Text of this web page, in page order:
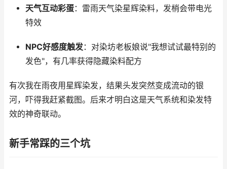
天气互动彩蛋：雷雨天气染星辉染料，发梢会带电光
特效
NPC好感度触发：对染坊老板娘说"我想试试最特别的
发色"，有几率获得隐藏染料配方
有次我在雨夜用星辉染发，结果头发突然变成流动的银
河，吓得我赶紧截图。后来才明白这是天气系统和染发特
效的神奇联动。
新手常踩的三个坑